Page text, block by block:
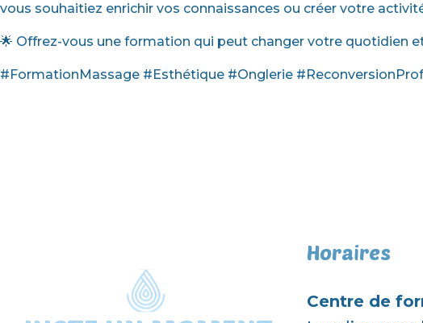
vous souhaitiez enrichir vos connaissances ou créer votre
🌟 Offrez-vous une formation qui peut changer votre quotidien
#FormationMassage #Esthétique #Onglerie
Horaires
Centre de